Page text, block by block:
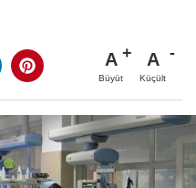
A
Büyüt
A
Küçült